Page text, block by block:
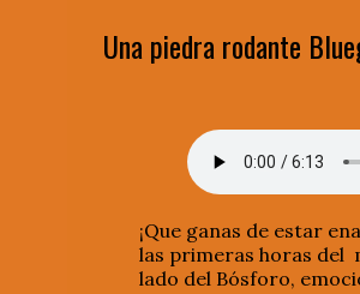
Una piedra rodante
¡Que ganas de estar
las primeras horas del
lado del Bósforo,